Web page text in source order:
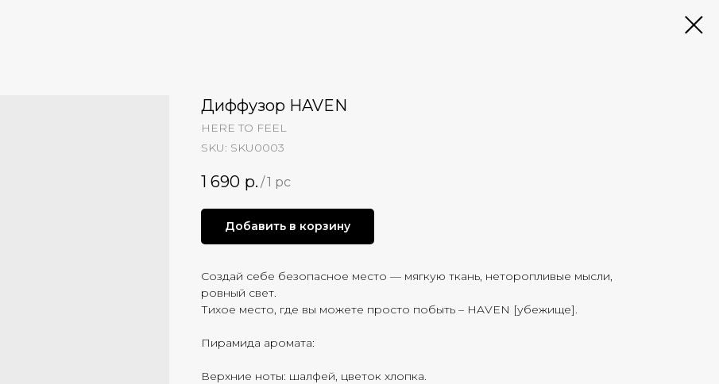
Диффузор HAVEN
HERE TO FEEL
SKU: SKU0003
1 690 р. /1 pc
Добавить в корзину
Создай себе безопасное место — мягкую ткань, неторопливые мысли,
ровный свет.
Тихое место, где вы можете просто побыть – HAVEN [убежище].
Пирамида аромата:
Верхние ноты: шалфей, цветок хлопка.